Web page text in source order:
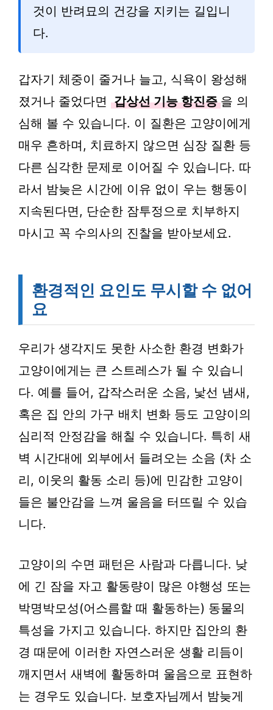
것이 반려묘의 건강을 지키는 길입니
다.
갑자기 체중이 줄거나 늘고, 식욕이 왕성해
졌거나 줄었다면 갑상선 기능 항진증 을 의
심해 볼 수 있습니다. 이 질환은 고양이에게
매우 흔하며, 치료하지 않으면 심장 질환 등
다른 심각한 문제로 이어질 수 있습니다. 따
라서 밤늦은 시간에 이유 없이 우는 행동이
지속된다면, 단순한 잠투정으로 치부하지
마시고 꼭 수의사의 진찰을 받아보세요.
환경적인 요인도 무시할 수 없어
요
우리가 생각지도 못한 사소한 환경 변화가
고양이에게는 큰 스트레스가 될 수 있습니
다. 예를 들어, 갑작스러운 소음, 낯선 냄새,
혹은 집 안의 가구 배치 변화 등도 고양이의
심리적 안정감을 해칠 수 있습니다. 특히 새
벽 시간대에 외부에서 들려오는 소음 (차 소
리, 이웃의 활동 소리 등)에 민감한 고양이
들은 불안감을 느껴 울음을 터뜨릴 수 있습
니다.
고양이의 수면 패턴은 사람과 다릅니다. 낮
에 긴 잠을 자고 활동량이 많은 야행성 또는
박명박모성(어스름할 때 활동하는) 동물의
특성을 가지고 있습니다. 하지만 집안의 환
경 때문에 이러한 자연스러운 생활 리듬이
깨지면서 새벽에 활동하며 울음으로 표현하
는 경우도 있습니다. 보호자님께서 밤늦게